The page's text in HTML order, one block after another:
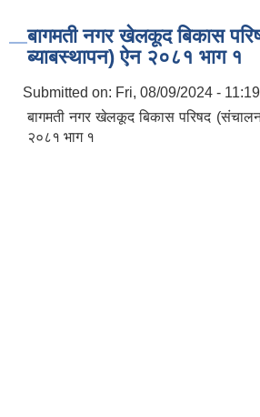
बागमती नगर खेलकूद बिकास
ब्याबस्थापन) ऐन २०८१ भाग १
Submitted on: Fri, 08/09/2024 - 11:19
बागमती नगर खेलकूद बिकास परिषद
२०८१ भाग १